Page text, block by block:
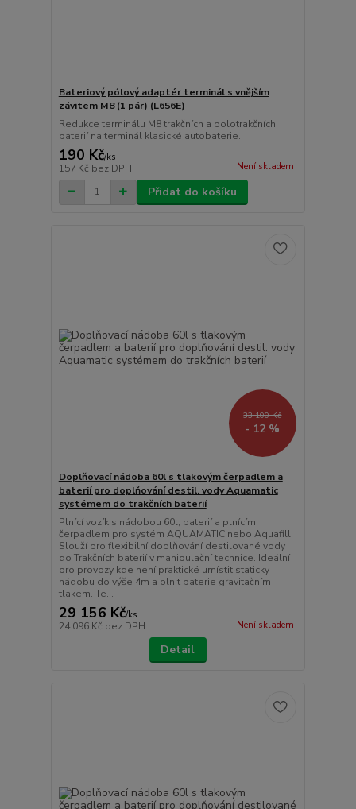
Bateriový pólový adaptér terminál s vnějším
závitem M8 (1 pár) (L656E)
Redukce terminálu M8 trakčních a polotrakčních
baterií na terminál klasické autobaterie.
190 Kč/ks
157 Kč bez DPH Není skladem
Přidat do košíku
33 100 Kč
- 12 %
Doplňovací nádoba 60l s tlakovým čerpadlem a
baterií pro doplňování destil. vody Aquamatic
systémem do trakčních baterií
Plnící vozík s nádobou 60l, baterií a plnícím
čerpadlem pro systém AQUAMATIC nebo Aquafill.
Slouží pro flexibilní doplňování destilované vody
do Trakčních baterií v manipulační technice. Ideální
pro provozy kde není praktické umístit staticky
nádobu do výše 4m a plnit baterie gravitačním
tlakem. Te...
29 156 Kč/ks
24 096 Kč bez DPH Není skladem
Detail